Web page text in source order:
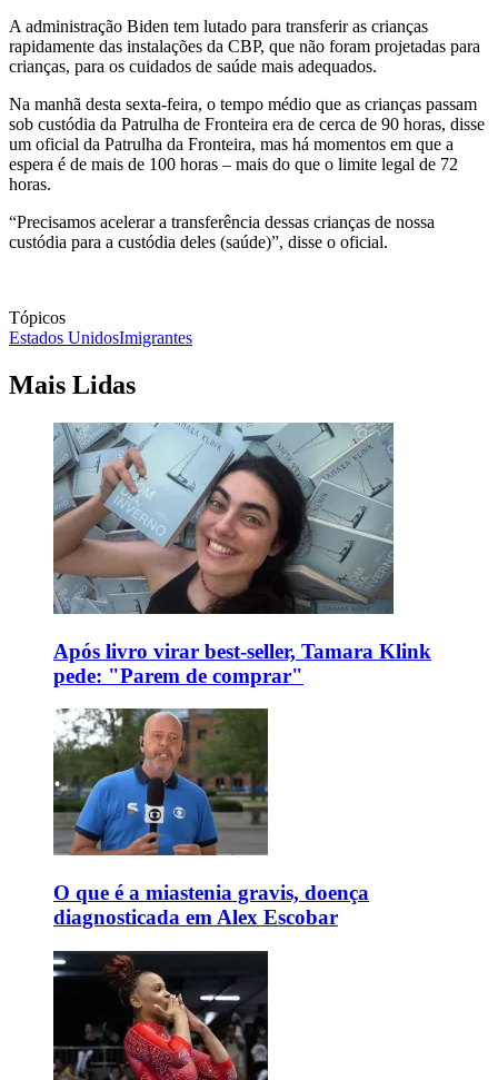
A administração Biden tem lutado para transferir as crianças
rapidamente das instalações da CBP, que não foram projetadas para
crianças, para os cuidados de saúde mais adequados.
Na manhã desta sexta-feira, o tempo médio que as crianças passam
sob custódia da Patrulha de Fronteira era de cerca de 90 horas, disse
um oficial da Patrulha da Fronteira, mas há momentos em que a
espera é de mais de 100 horas – mais do que o limite legal de 72
horas.
“Precisamos acelerar a transferência dessas crianças de nossa
custódia para a custódia deles (saúde)”, disse o oficial.
Tópicos
Estados UnidosImigrantes
Mais Lidas
Após livro virar best-seller, Tamara Klink
pede: "Parem de comprar"
O que é a miastenia gravis, doença
diagnosticada em Alex Escobar